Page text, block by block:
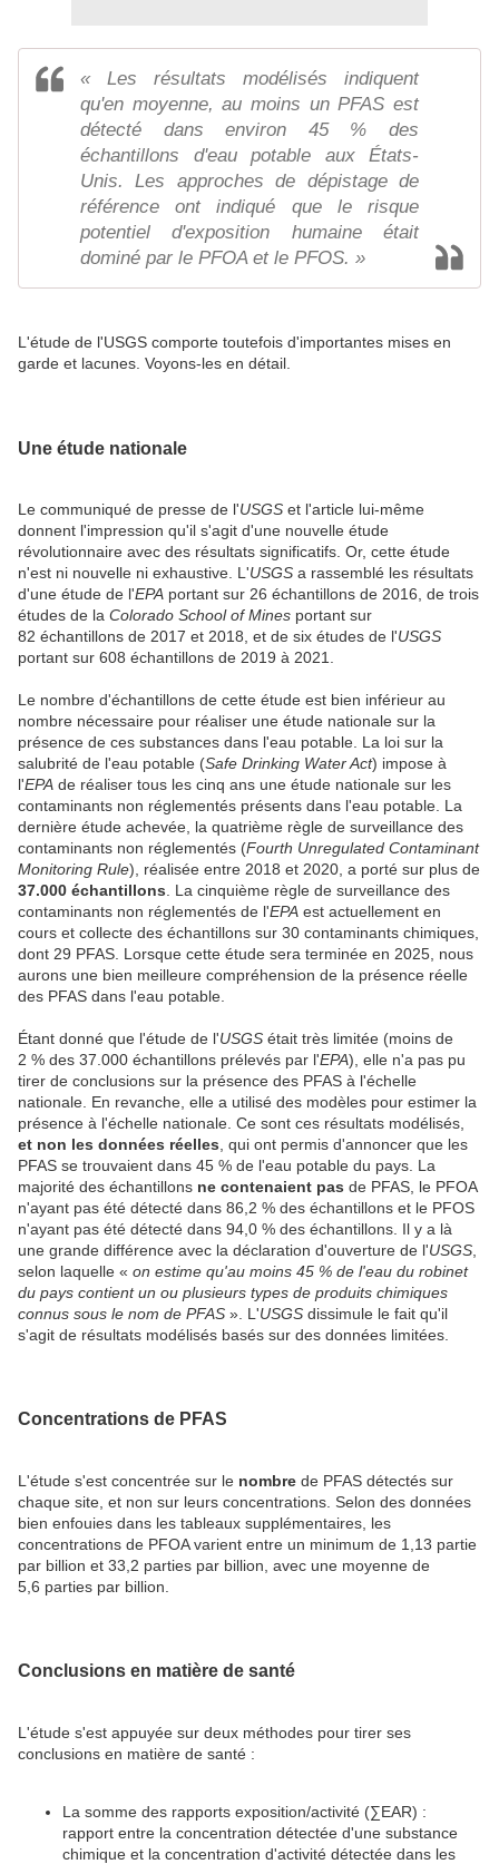
« Les résultats modélisés indiquent
qu'en moyenne, au moins un PFAS est
détecté dans environ 45 % des
échantillons d'eau potable aux États-
Unis. Les approches de dépistage de
référence ont indiqué que le risque
potentiel d'exposition humaine était
dominé par le PFOA et le PFOS. »
L'étude de l'USGS comporte toutefois d'importantes mises en
garde et lacunes. Voyons-les en détail.
Une étude nationale
Le communiqué de presse de l'USGS et l'article lui-même
donnent l'impression qu'il s'agit d'une nouvelle étude
révolutionnaire avec des résultats significatifs. Or, cette étude
n'est ni nouvelle ni exhaustive. L'USGS a rassemblé les résultats
d'une étude de l'EPA portant sur 26 échantillons de 2016, de trois
études de la Colorado School of Mines portant sur
82 échantillons de 2017 et 2018, et de six études de l'USGS
portant sur 608 échantillons de 2019 à 2021.
Le nombre d'échantillons de cette étude est bien inférieur au
nombre nécessaire pour réaliser une étude nationale sur la
présence de ces substances dans l'eau potable. La loi sur la
salubrité de l'eau potable (Safe Drinking Water Act) impose à
l'EPA de réaliser tous les cinq ans une étude nationale sur les
contaminants non réglementés présents dans l'eau potable. La
dernière étude achevée, la quatrième règle de surveillance des
contaminants non réglementés (Fourth Unregulated Contaminant
Monitoring Rule) , réalisée entre 2018 et 2020, a porté sur plus de
37.000 échantillons . La cinquième règle de surveillance des
contaminants non réglementés de l'EPA est actuellement en
cours et collecte des échantillons sur 30 contaminants chimiques,
dont 29 PFAS. Lorsque cette étude sera terminée en 2025, nous
aurons une bien meilleure compréhension de la présence réelle
des PFAS dans l'eau potable.
Étant donné que l'étude de l'USGS était très limitée (moins de
2 % des 37.000 échantillons prélevés par l'EPA), elle n'a pas pu
tirer de conclusions sur la présence des PFAS à l'échelle
nationale. En revanche, elle a utilisé des modèles pour estimer la
présence à l'échelle nationale. Ce sont ces résultats modélisés,
et non les données réelles , qui ont permis d'annoncer que les
PFAS se trouvaient dans 45 % de l'eau potable du pays. La
majorité des échantillons ne contenaient pas de PFAS, le PFOA
n'ayant pas été détecté dans 86,2 % des échantillons et le PFOS
n'ayant pas été détecté dans 94,0 % des échantillons. Il y a là
une grande différence avec la déclaration d'ouverture de l'USGS
selon laquelle « on estime qu'au moins 45 % de l'eau du robinet
du pays contient un ou plusieurs types de produits chimiques
connus sous le nom de PFAS ». L'USGS dissimule le fait qu'il
s'agit de résultats modélisés basés sur des données limitées.
Concentrations de PFAS
L'étude s'est concentrée sur le nombre de PFAS détectés sur
chaque site, et non sur leurs concentrations. Selon des données
bien enfouies dans les tableaux supplémentaires, les
concentrations de PFOA varient entre un minimum de 1,13 partie
par billion et 33,2 parties par billion, avec une moyenne de
5,6 parties par billion.
Conclusions en matière de santé
L'étude s'est appuyée sur deux méthodes pour tirer ses
conclusions en matière de santé :
La somme des rapports exposition/activité (∑EAR) :
rapport entre la concentration détectée d'une substance
chimique et la concentration d'activité détectée dans les